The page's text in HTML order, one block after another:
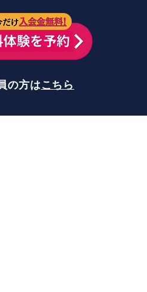
だけ
の方はこちら